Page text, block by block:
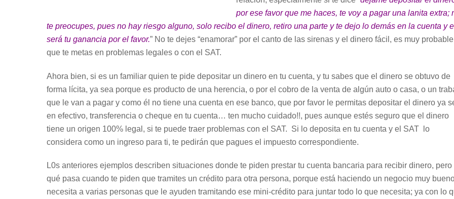
por ese favor que me haces, te voy a pagar una lanita extra;
te preocupes, pues no hay riesgo alguno, solo recibo el dinero, retiro una parte y te dejo lo demás en la cuenta y
será tu ganancia por el favor.” No te dejes “enamorar” por el canto de las sirenas y el dinero fácil, es muy probable
que te metas en problemas legales o con el SAT.
Ahora bien, si es un familiar quien te pide depositar un dinero en tu cuenta, y tu sabes que el dinero se obtuvo de
forma lícita, ya sea porque es producto de una herencia, o por el cobro de la venta de algún auto o casa, o un
que le van a pagar y como él no tiene una cuenta en ese banco, que por favor le permitas depositar el dinero ya
en efectivo, transferencia o cheque en tu cuenta… ten mucho cuidado!!, pues aunque estés seguro que el dinero
tiene un origen 100% legal, si te puede traer problemas con el SAT. Si lo deposita en tu cuenta y el SAT lo
considera como un ingreso para ti, te pedirán que pagues el impuesto correspondiente.
L0s anteriores ejemplos describen situaciones donde te piden prestar tu cuenta bancaria para recibir dinero, pero
qué pasa cuando te piden que tramites un crédito para otra persona, porque está haciendo un negocio muy
necesita a varias personas que le ayuden tramitando ese mini-crédito para juntar todo lo que necesita; ya con lo